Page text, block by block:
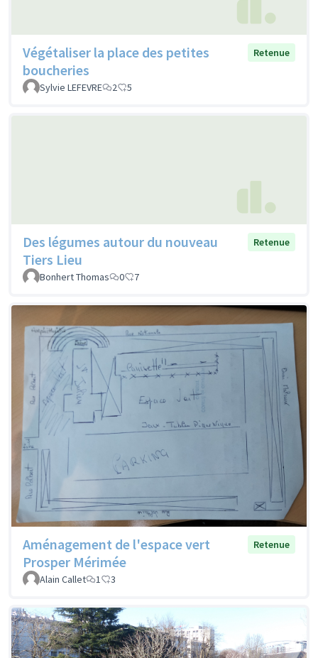
Végétaliser la place des petites
boucheries
Retenue
Sylvie LEFEVRE 2 5
Des légumes autour du nouveau
Tiers Lieu
Retenue
Bonhert Thomas 0 7
Aménagement de l'espace vert
Prosper Mérimée
Retenue
Alain Callet 1 3